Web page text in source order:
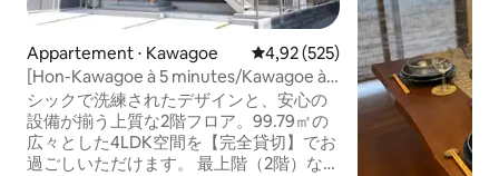
Appartement ⋅ Kawagoe Évaluation moyenne sur la
4,92 (525)
[Hon-Kawagoe à 5 minutes/Kawagoe à
11 minutes] Maximum 11 personnes/4
pièces à vivre, salle à manger et salon/3
salles de bains/machine à laver et sèche-
linge/Wi-Fi/Koedo...
シックで洗練されたデザインと、安心の
設備が揃う上質な2階フロア。99.79㎡の
広々とした4LDK空間を【完全貸切】でお
過ごしいただけます。 最上階（2階）なら